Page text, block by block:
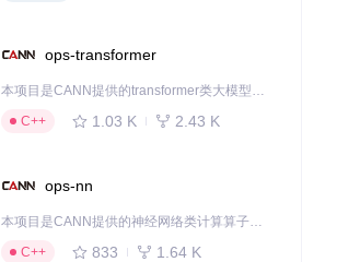
ops-transformer
本项目是CANN提供的transformer类大模型算子库，实现网络在NPU上加速计算。
C++
1.03 K 2.43 K
ops-nn
本项目是CANN提供的神经网络类计算算子库，实现网络在NPU上加速计算。
C++
833 1.64 K